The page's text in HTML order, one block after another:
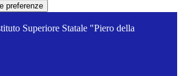
preferenze
Superiore Statale "Piero della